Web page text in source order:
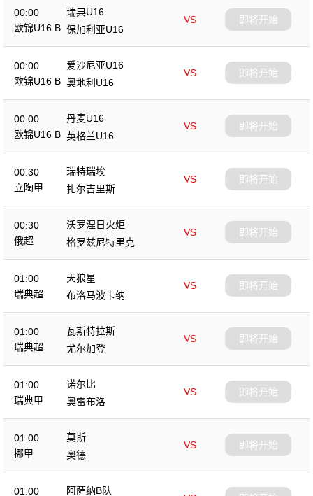
00:00
欧锦U16 B
瑞典U16
VS
保加利亚U16
即将开始
00:00
欧锦U16 B
爱沙尼亚U16
VS
奥地利U16
即将开始
00:00
欧锦U16 B
丹麦U16
VS
英格兰U16
即将开始
00:30
立陶甲
瑞特瑞埃
VS
扎尔吉里斯
即将开始
00:30
俄超
沃罗涅日火炬
VS
格罗兹尼特里克
即将开始
01:00
瑞典超
天狼星
VS
布洛马波卡纳
即将开始
01:00
瑞典超
瓦斯特拉斯
VS
尤尔加登
即将开始
01:00
瑞典甲
诺尔比
VS
奥雷布洛
即将开始
01:00
挪甲
莫斯
VS
奥德
即将开始
01:00 阿萨纳B队